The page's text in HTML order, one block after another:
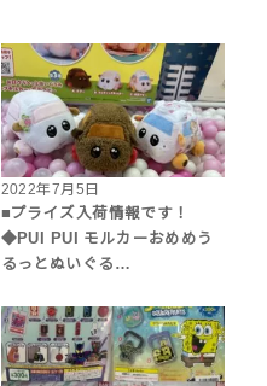
2022年7月5日
■プライズ入荷情報です！
◆PUI PUI モルカーおめめう
るっとぬいぐる…